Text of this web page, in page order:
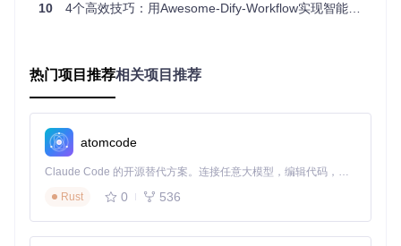
要搞明白为什么你的智能体一遇到复杂错误就变“智障”，我们
一个工具。
Decompose（拆解）
大任务拆成三个子任务分发。
但 Hermes-Agent 的核心开发者显然没写过高可用的企业级网
还原）：
10 4个高效技巧：用Awesome-Dify-Workflow实现智能任务拆解
热门项目推荐相关项目推荐
atomcode
Claude Code 的开源替代方案。连接任意大模型，编辑代码，运行命令，自动验证 — 全自动执行。用 Rust 构建，极致性能。 ｜ An open-source alternative to Claude Code. Connect any LLM, edit code, run commands, and verify changes — autonomously. Built in Rust for speed. Get Started
Rust
0 536